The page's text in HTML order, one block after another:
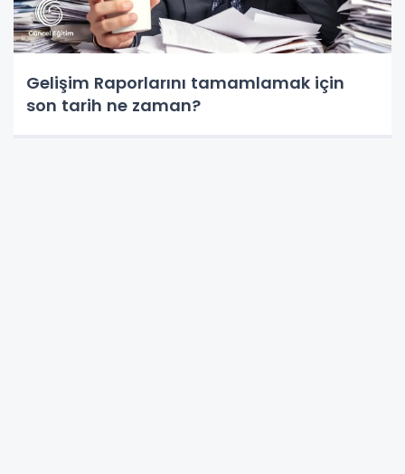
Gelişim Raporlarını tamamlamak için
son tarih ne zaman?